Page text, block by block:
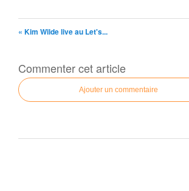
« Kim Wilde live au Let's...
Commenter cet article
Ajouter un commentaire